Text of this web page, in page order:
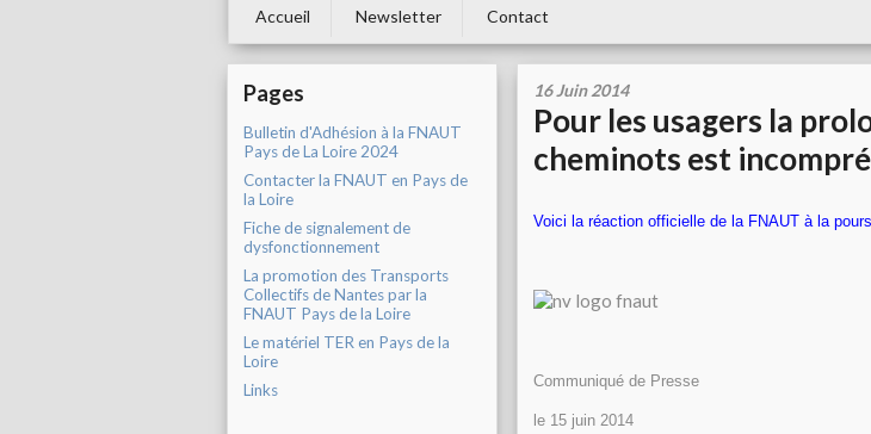
Accueil Newsletter Contact
Pages
Bulletin d'Adhésion à la FNAUT
Pays de La Loire 2024
Contacter la FNAUT en Pays de
la Loire
Fiche de signalement de
dysfonctionnement
La promotion des Transports
Collectifs de Nantes par la
FNAUT Pays de la Loire
Le matériel TER en Pays de la
Loire
Links
16 Juin 2014
Pour les usagers la
cheminots est
Voici la réaction officielle de la FNAUT à la
Communiqué de Presse
le 15 juin 2014